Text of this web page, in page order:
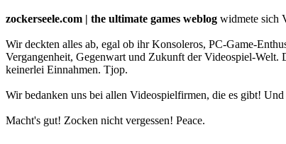
zockerseele.com | the ultimate games weblog widmete sich
Wir deckten alles ab, egal ob ihr Konsoleros, PC-Game-
Vergangenheit, Gegenwart und Zukunft der Videospiel-Welt.
keinerlei Einnahmen. Tjop.
Wir bedanken uns bei allen Videospielfirmen, die es gibt!
Macht's gut! Zocken nicht vergessen! Peace.